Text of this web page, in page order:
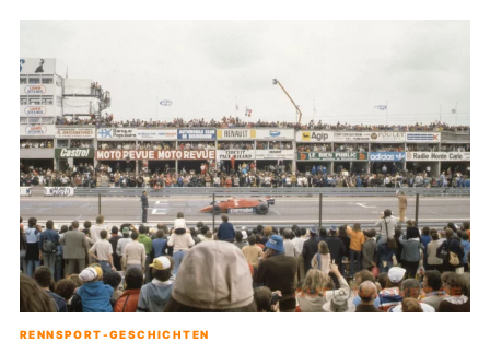
RENNSPORT-GESCHICHTEN